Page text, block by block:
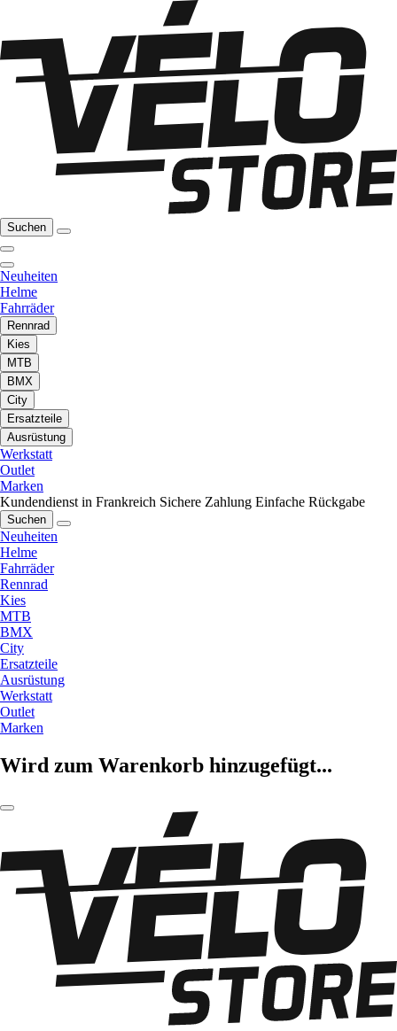
Suchen
Neuheiten
Helme
Fahrräder
Rennrad
Kies
MTB
BMX
City
Ersatzteile
Ausrüstung
Werkstatt
Outlet
Marken
Kundendienst in Frankreich Sichere Zahlung Einfache Rückgabe
Suchen
Neuheiten
Helme
Fahrräder
Rennrad
Kies
MTB
BMX
City
Ersatzteile
Ausrüstung
Werkstatt
Outlet
Marken
Wird zum Warenkorb hinzugefügt...